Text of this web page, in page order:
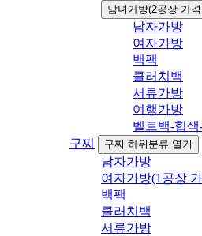
남녀가방(2공장 가
남자가방
여자가방
백팩
클러치백
서류가방
여행가방
벨트백-힙
구찌
구찌 하위분류 열기
남자가방
여자가방(1공장
백팩
클러치백
서류가방